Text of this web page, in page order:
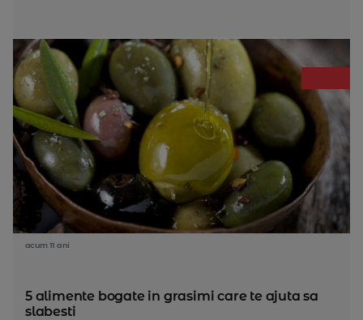
acum 11 ani
5 alimente bogate in grasimi care te ajuta sa
slabesti